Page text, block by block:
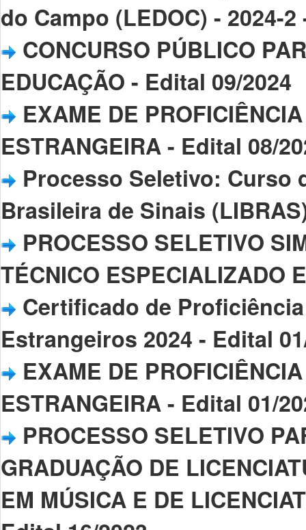
do Campo (LEDOC) - 2024-
CONCURSO PÚBLICO
EDUCAÇÃO - Edital 09/2024
EXAME DE
ESTRANGEIRA - Edital 08/
Processo Seletivo: Curso
Brasileira de Sinais
PROCESSO SELETIVO
TÉCNICO ESPECIALIZADO
Certificado de
Estrangeiros 2024 - Edital
EXAME DE
ESTRANGEIRA - Edital 01/
PROCESSO SELETIVO
GRADUAÇÃO DE
EM MÚSICA E DE